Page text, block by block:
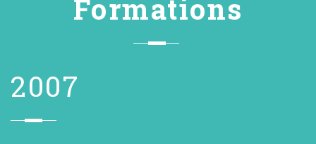
Formations
2007